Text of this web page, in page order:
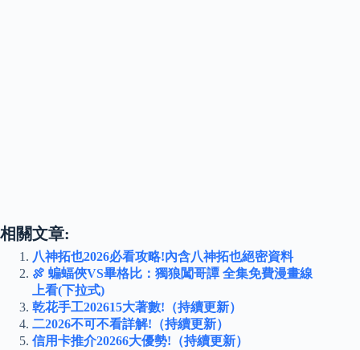
相關文章:
八神拓也2026必看攻略!內含八神拓也絕密資料
🍖 蝙蝠俠VS畢格比：獨狼闖哥譚 全集免費漫畫線
上看(下拉式)
乾花手工202615大著數!（持續更新）
二2026不可不看詳解!（持續更新）
信用卡推介20266大優勢!（持續更新）